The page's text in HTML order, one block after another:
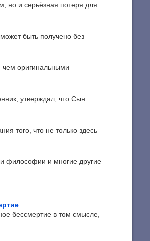
но и серьёзная потеря для
быть получено без
оригинальными
утверждал, что Сын
того, что не только здесь
философии и многие другие
бессмертие в том смысле,